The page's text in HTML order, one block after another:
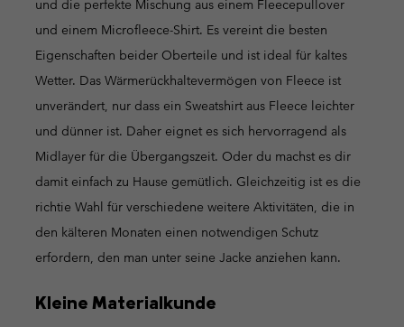
und die perfekte Mischung aus einem Fleecepullover
und einem Microfleece-Shirt. Es vereint die besten
Eigenschaften beider Oberteile und ist ideal für kaltes
Wetter. Das Wärmerückhaltevermögen von Fleece ist
unverändert, nur dass ein Sweatshirt aus Fleece leichter
und dünner ist. Daher eignet es sich hervorragend als
Midlayer für die Übergangszeit. Oder du machst es dir
damit einfach zu Hause gemütlich. Gleichzeitig ist es die
richtie Wahl für verschiedene weitere Aktivitäten, die in
den kälteren Monaten einen notwendigen Schutz
erfordern, den man unter seine Jacke anziehen kann.
Kleine Materialkunde